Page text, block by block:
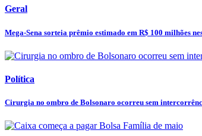
Geral
Mega-Sena sorteia prêmio estimado em R$ 100 milhões
Política
Cirurgia no ombro de Bolsonaro ocorreu sem